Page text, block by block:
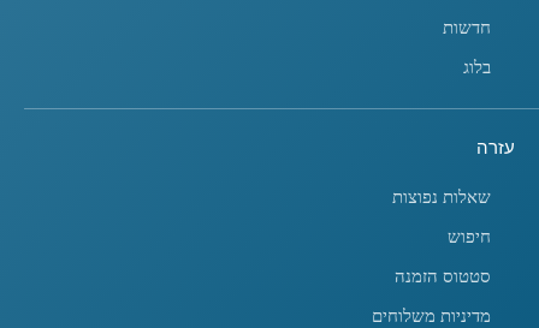
חדשות
בלוג
עזרה
שאלות נפוצות
חיפוש
סטטוס הזמנה
מדיניות משלוחים